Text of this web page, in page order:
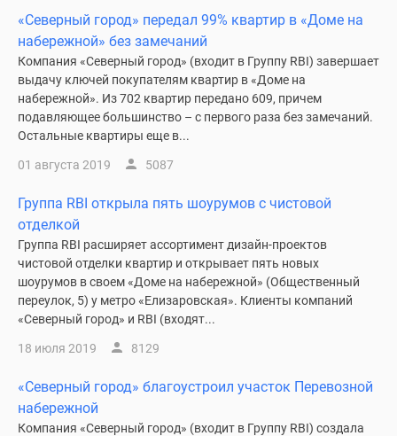
«Северный город» передал 99% квартир в «Доме на
набережной» без замечаний
Компания «Северный город» (входит в Группу RBI) завершает
выдачу ключей покупателям квартир в «Доме на
набережной». Из 702 квартир передано 609, причем
подавляющее большинство – с первого раза без замечаний.
Остальные квартиры еще в...
01 августа 2019 5087
Группа RBI открыла пять шоурумов с чистовой
отделкой
Группа RBI расширяет ассортимент дизайн-проектов
чистовой отделки квартир и открывает пять новых
шоурумов в своем «Доме на набережной» (Общественный
переулок, 5) у метро «Елизаровская». Клиенты компаний
«Северный город» и RBI (входят...
18 июля 2019 8129
«Северный город» благоустроил участок Перевозной
набережной
Компания «Северный город» (входит в Группу RBI) создала